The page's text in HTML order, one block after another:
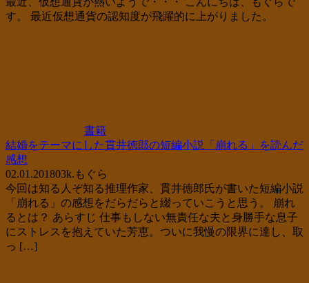
す。 最近仮想通貨の認知度が飛躍的に上がりました。
書籍
結婚をテーマにした貫井徳郎の短編小説「崩れる」を読んだ
感想
02.01.201803k. もぐら
今回は知る人ぞ知る推理作家、貫井徳郎氏が書いた短編小説
「崩れる」の感想をだらだらと綴っていこうと思う。 崩れ
るとは？ あらすじ 仕事もしない無責任な夫と身勝手な息子
にストレスを抱えていた芳恵。ついに我慢の限界に達し、取
っ […]